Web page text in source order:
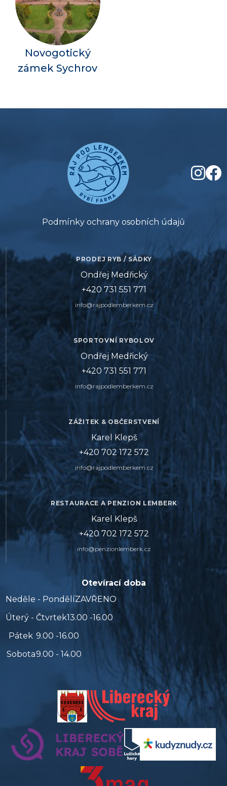
Novogotický
zámek Sychrov
Podmínky ochrany osobních údajů
PRODEJ RYB / SÁDKY
Ondřej Medřický
+420 731 551 771
info@rajpodlemberkem.cz
SPORTOVNÍ RYBOLOV
Ondřej Medřický
+420 731 551 771
info@rajpodlemberkem.cz
ZÁŽITEK & OBČERSTVENÍ
Karel Klepš
+420 702 172 572
info@rajpodlemberkem.cz
RESTAURACE A PENZION LEMBERK
Karel Klepš
+420 702 172 572
info@penzionlemberk.cz
Otevírací doba
Neděle - PondělíZAVŘENO
Úterý - Čtvrtek13.00 -16.00
Pátek 9.00 -16.00
Sobota9.00 - 14.00